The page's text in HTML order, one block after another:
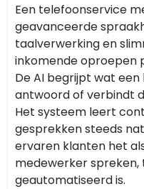
Een telefoonservice
geavanceerde
taalverwerking en
inkomende oproepen
De AI begrijpt wat
antwoord of verbindt
Het systeem leert
gesprekken steeds
ervaren klanten het
medewerker
geautomatiseerd is.